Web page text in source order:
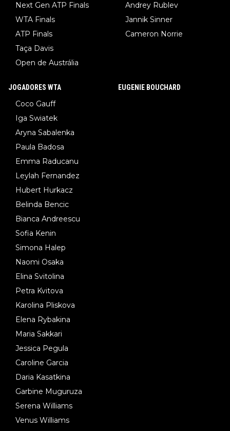
Next Gen ATP Finals
WTA Finals
ATP Finals
Taça Davis
Open de Austrália
Andrey Rublev
Jannik Sinner
Cameron Norrie
JOGADORES WTA
Coco Gauff
Iga Swiatek
Aryna Sabalenka
Paula Badosa
Emma Raducanu
Leylah Fernandez
Hubert Hurkacz
Belinda Bencic
Bianca Andreescu
Sofia Kenin
Simona Halep
Naomi Osaka
Elina Svitolina
Petra Kvitova
Karolina Pliskova
Elena Rybakina
Maria Sakkari
Jessica Pegula
Caroline Garcia
Daria Kasatkina
Garbine Muguruza
Serena Williams
Venus Williams
EUGENIE BOUCHARD